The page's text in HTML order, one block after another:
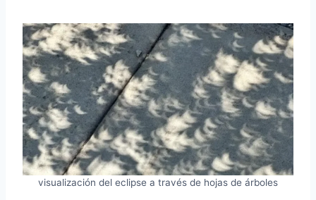
visualización del eclipse a través de hojas de árboles